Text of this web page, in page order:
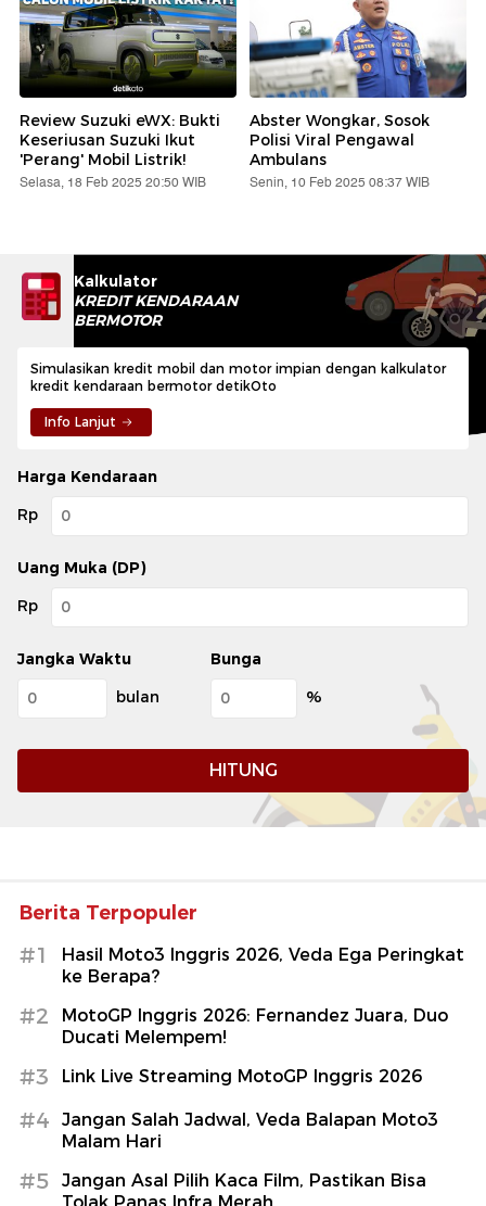
Review Suzuki eWX: Bukti
Keseriusan Suzuki Ikut
'Perang' Mobil Listrik!
Selasa, 18 Feb 2025 20:50 WIB
Abster Wongkar, Sosok
Polisi Viral Pengawal
Ambulans
Senin, 10 Feb 2025 08:37 WIB
Kalkulator
KREDIT KENDARAAN
BERMOTOR
Simulasikan kredit mobil dan motor impian dengan kalkulator
kredit kendaraan bermotor detikOto
Info Lanjut
Harga Kendaraan
Rp
Uang Muka (DP)
Rp
Jangka Waktu
bulan
Bunga
%
HITUNG
Berita Terpopuler
#1
Hasil Moto3 Inggris 2026, Veda Ega Peringkat
ke Berapa?
#2
MotoGP Inggris 2026: Fernandez Juara, Duo
Ducati Melempem!
#3 Link Live Streaming MotoGP Inggris 2026
#4
Jangan Salah Jadwal, Veda Balapan Moto3
Malam Hari
#5
Jangan Asal Pilih Kaca Film, Pastikan Bisa
Tolak Panas Infra Merah